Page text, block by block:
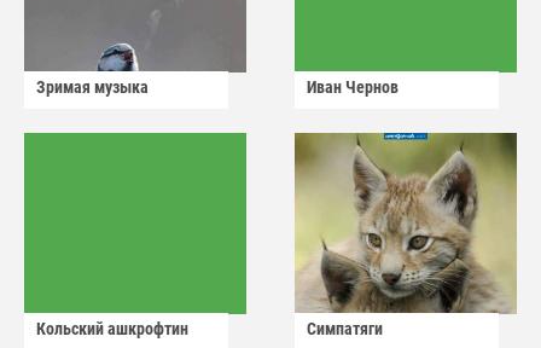
Зримая музыка Иван Чернов
Кольский ашкрофтин Симпатяги